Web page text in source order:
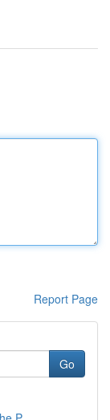
Report Page
Go